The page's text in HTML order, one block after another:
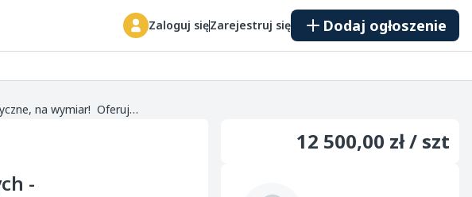
Zaloguj sięZarejestruj się Dodaj ogłoszenie
Garaże blaszane drewnopodobne - solidne, estetyczne, na wymiar! Oferuję garaże blaszane w kolorach drewnopodobnych - eleganckie, trwałe i idealne do każdego domu czy firmy. Wykonanie z wysokiej j...
-
12 500,00 zł / szt